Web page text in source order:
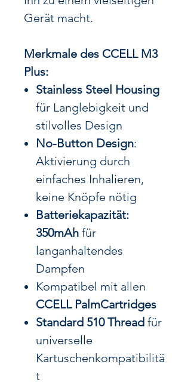
Gerät macht.
Merkmale des CCELL M3
Plus:
Stainless Steel Housing
für Langlebigkeit und
stilvolles Design
No-Button Design:
Aktivierung durch
einfaches Inhalieren,
keine Knöpfe nötig
Batteriekapazität:
350mAh für
langanhaltendes
Dampfen
Kompatibel mit allen
CCELL PalmCartridges
Standard 510 Thread für
universelle
Kartuschenkompatibilitä
t